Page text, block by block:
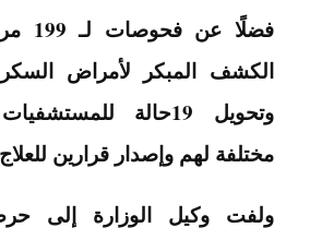
الكشف المبكر لأمراض
وتحويل 19حالة
مختلفة لهم وإصدار قرارين
ولفت وكيل الوزارة إلى